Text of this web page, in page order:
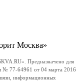
Москва»
Предназначено для
№ 77-64961 от 04 марта 2016
информационных